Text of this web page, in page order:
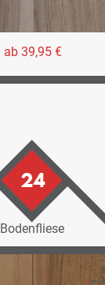
ab 39,95 €
24
Bodenfliese